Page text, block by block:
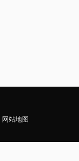
网站地图